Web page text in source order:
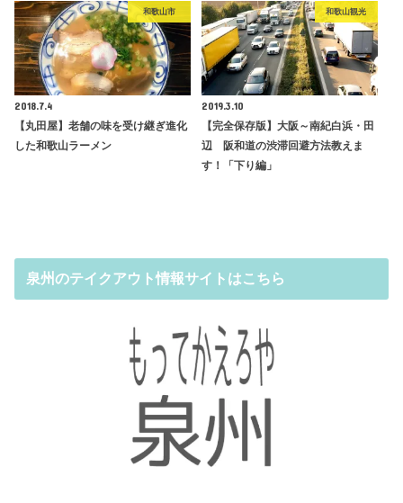
和歌山市
2018.7.4
【丸田屋】老舗の味を受け継ぎ進化
した和歌山ラーメン
和歌山観光
2019.3.10
【完全保存版】大阪～南紀白浜・田
辺 阪和道の渋滞回避方法教えま
す！「下り編」
泉州のテイクアウト情報サイトはこちら